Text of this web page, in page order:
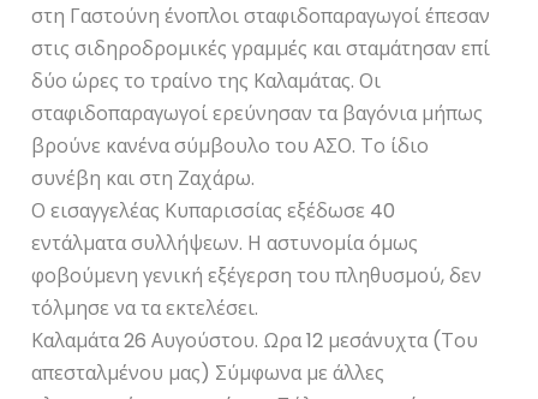
στη Γαστούνη ένοπλοι σταφιδοπαραγωγοί έπεσαν
στις σιδηροδρομικές γραμμές και σταμάτησαν επί
δύο ώρες το τραίνο της Καλαμάτας. Οι
σταφιδοπαραγωγοί ερεύνησαν τα βαγόνια μήπως
βρούνε κανένα σύμβουλο του ΑΣΟ. Το ίδιο
συνέβη και στη Ζαχάρω.
Ο εισαγγελέας Κυπαρισσίας εξέδωσε 40
εντάλματα συλλήψεων. Η αστυνομία όμως
φοβούμενη γενική εξέγερση του πληθυσμού, δεν
τόλμησε να τα εκτελέσει.
Καλαμάτα 26 Αυγούστου. Ωρα 12 μεσάνυχτα (Του
απεσταλμένου μας) Σύμφωνα με άλλες